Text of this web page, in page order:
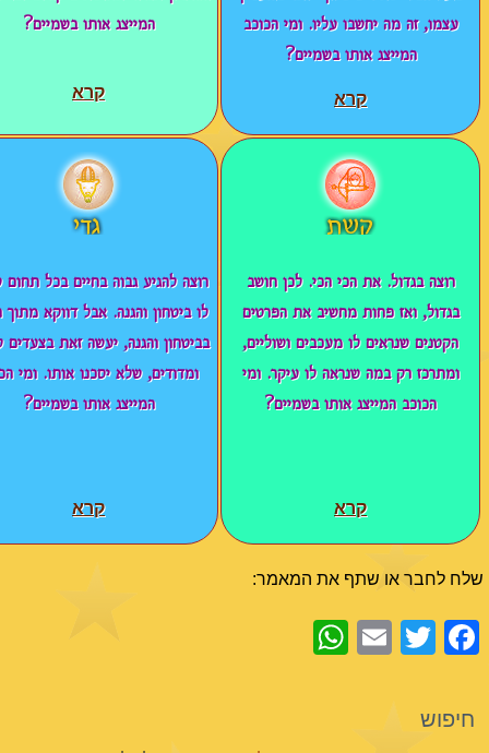
עצמו, זה מה יחשבו עליו. ומי הכוכב
המייצג אותו בשמיים?
קרא
המייצג אותו בשמיים?
קרא
רוצה בגדול. את הכי הכי. לכן חושב
בגדול, ואז פחות מחשיב את הפרטים
הקטנים שנראים לו מעכבים ושוליים,
ומתרכז רק במה שנראה לו עיקר. ומי
הכוכב המייצג אותו בשמיים?
קרא
רוצה להגיע גבוה בחיים בכל תחום
לו ביטחון והגנה. אבל דווקא מתוך
בביטחון והגנה, יעשה זאת בצעדים
ומדודים, שלא יסכנו אותו. ומי
המייצג אותו בשמיים?
קרא
שלח לחבר או שתף את המאמר:
Facebook
Twitter
Email
חיפוש